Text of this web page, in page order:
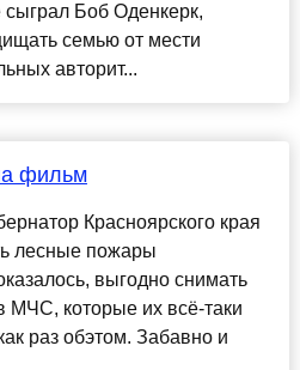
Боб Оденкерк,
семью от мести
авторит...
фильм
Красноярского края
лесные пожары
выгодно снимать
МЧС, которые их всё-таки
раз обэтом. Забавно и